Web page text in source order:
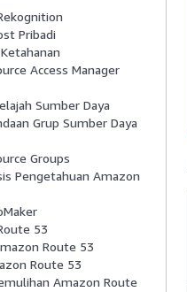
Pribadi
Access Manager
Sumber Daya
Grup Sumber Daya
Groups
Pengetahuan Amazon
53
Route 53
Route 53
Amazon Route